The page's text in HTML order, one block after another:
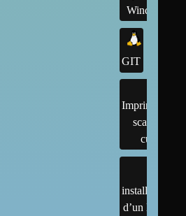
Windows
GIT
Imprimantes,
scanner,
cups
installation
d’un linux